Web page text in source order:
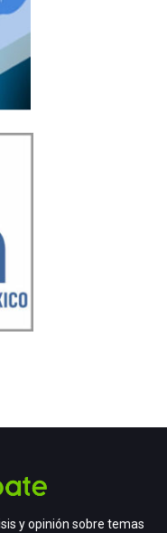
y opinión sobre temas